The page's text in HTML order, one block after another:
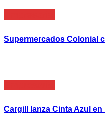
Supermercados Colonial
Cargill lanza Cinta Azul